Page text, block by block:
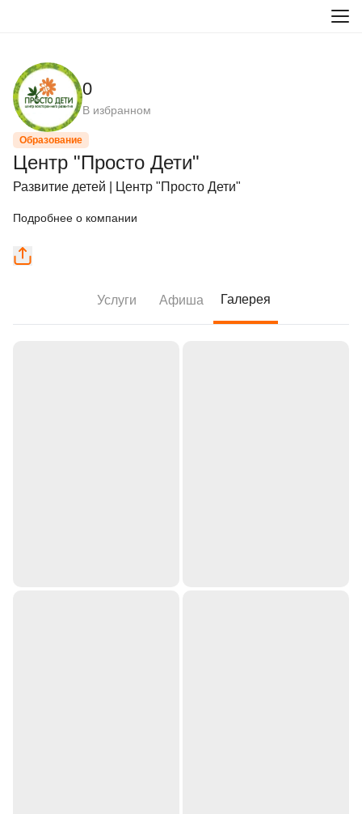
0
В избранном
Образование
Центр "Просто Дети"
Развитие детей | Центр "Просто Дети"
Подробнее о компании
Услуги Афиша Галерея